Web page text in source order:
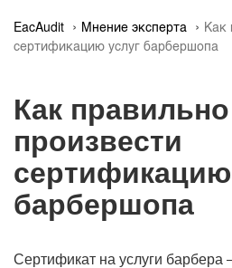
EacAudit Мнение эксперта
Как
сертификацию услуг барбершопа
Как правильно
произвести
сертификацию
барбершопа
Сертификат на услуги барбера